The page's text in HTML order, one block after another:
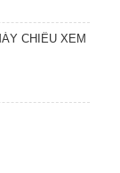
CHIẾU XEM